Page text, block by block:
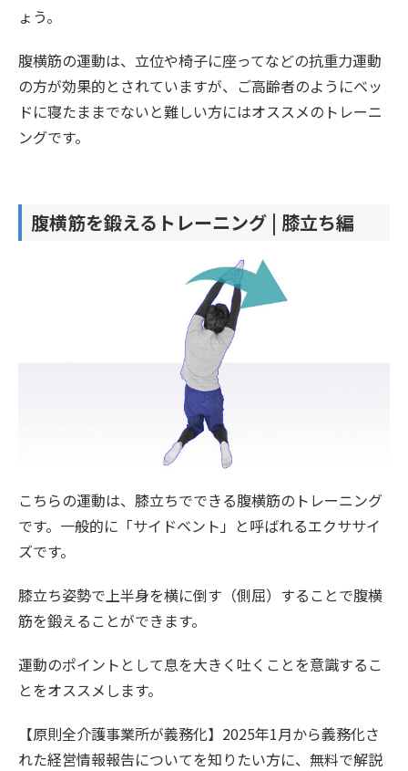
ょう。
腹横筋の運動は、立位や椅子に座ってなどの抗重力運動
の方が効果的とされていますが、ご高齢者のようにベッ
ドに寝たままでないと難しい方にはオススメのトレーニ
ングです。
腹横筋を鍛えるトレーニング | 膝立ち編
こちらの運動は、膝立ちでできる腹横筋のトレーニング
です。一般的に「サイドベント」と呼ばれるエクササイ
ズです。
膝立ち姿勢で上半身を横に倒す（側屈）することで腹横
筋を鍛えることができます。
運動のポイントとして息を大きく吐くことを意識するこ
とをオススメします。
【原則全介護事業所が義務化】2025年1月から義務化さ
れた経営情報報告についてを知りたい方に、無料で解説